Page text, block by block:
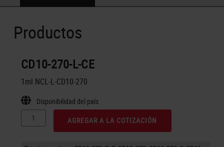
Productos
CD10-270-L-CE
1ml NCL-L-CD10-270
Disponibilidad del país
AGREGAR A LA COTIZACIÓN